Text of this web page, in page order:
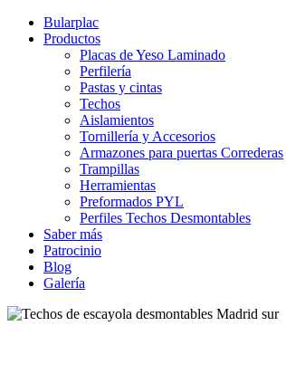
Bularplac
Productos
Placas de Yeso Laminado
Perfilería
Pastas y cintas
Techos
Aislamientos
Tornillería y Accesorios
Armazones para puertas Correderas
Trampillas
Herramientas
Preformados PYL
Perfiles Techos Desmontables
Saber más
Patrocinio
Blog
Galería